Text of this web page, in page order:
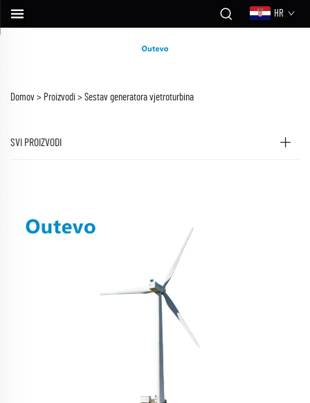
HR
Domov > Proizvodi > Sestav generatora vjetroturbina
SVI PROIZVODI